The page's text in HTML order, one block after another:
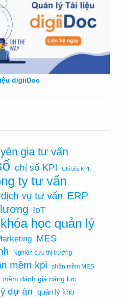
digiiDoc
gia tư vấn
chỉ số KPI Chỉ tiêu KPI
ty tư vấn
dịch vụ tư vấn ERP
IoT
khóa học quản lý
MES
Nghiên cứu thị trường
mềm kpi phần mềm MES
mềm đánh giá năng lực
dự án quản lý kho